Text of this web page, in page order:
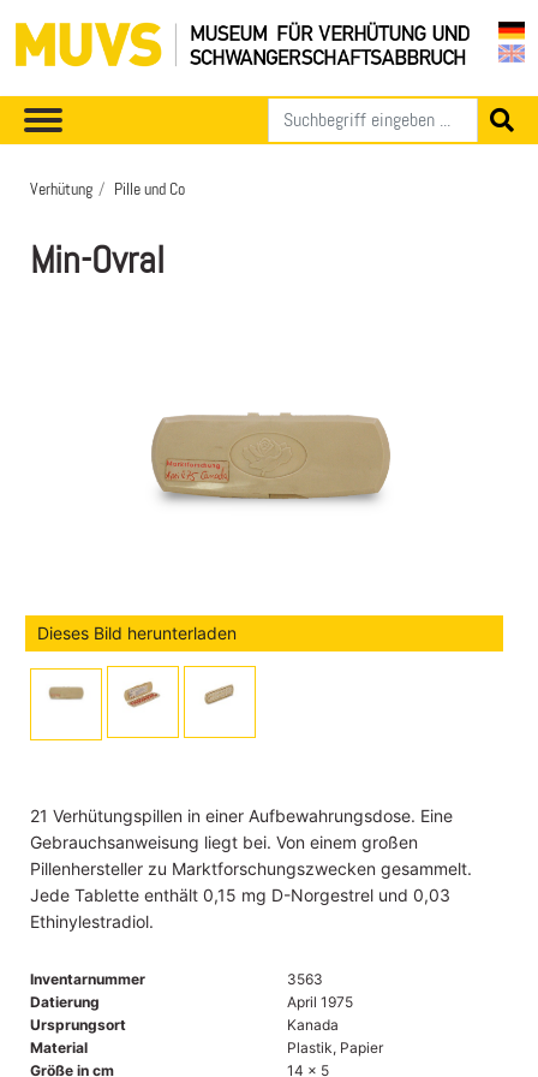
Verhütung Pille und Co
Min-Ovral
Dieses Bild herunterladen
21 Verhütungspillen in einer Aufbewahrungsdose. Eine
Gebrauchsanweisung liegt bei. Von einem großen
Pillenhersteller zu Marktforschungszwecken gesammelt.
Jede Tablette enthält 0,15 mg D-Norgestrel und 0,03
Ethinylestradiol.
Inventarnummer
3563
Datierung
April 1975
Ursprungsort
Kanada
Material
Plastik, Papier
Größe in cm
14 x 5